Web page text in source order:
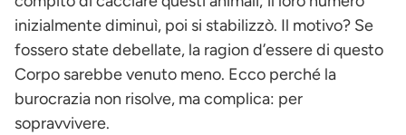
inizialmente diminuì, poi si stabilizzò. Il motivo? Se
fossero state debellate, la ragion d’essere di questo
Corpo sarebbe venuto meno. Ecco perché la
burocrazia non risolve, ma complica: per
sopravvivere.